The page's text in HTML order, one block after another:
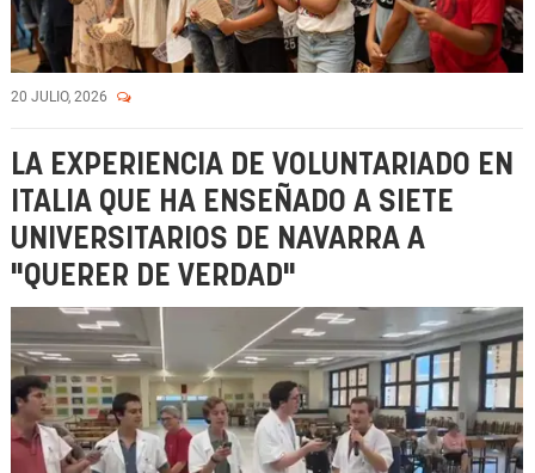
20 JULIO, 2026
LA EXPERIENCIA DE VOLUNTARIADO EN
ITALIA QUE HA ENSEÑADO A SIETE
UNIVERSITARIOS DE NAVARRA A
"QUERER DE VERDAD"